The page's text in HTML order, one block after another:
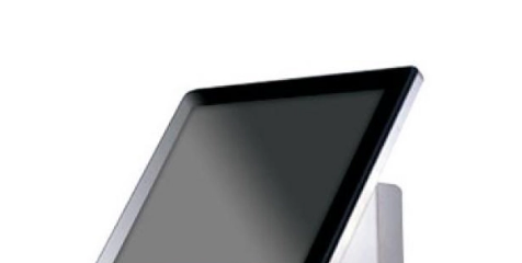
อย่างไร? ทำไมหลายธุรกิจ
ต้องใช้ร่วมกัน
ใช้ Excel คุมสต็อก กับใช้
WMS ต่างกันอย่างไร?